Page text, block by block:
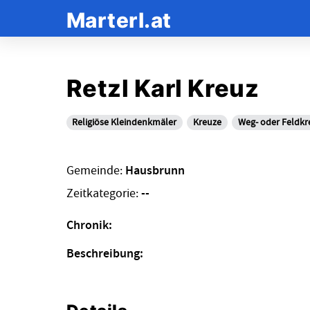
Marterl.at
Retzl Karl Kreuz
Religiöse Kleindenkmäler Kreuze Weg- oder
Gemeinde: Hausbrunn
Zeitkategorie:--
Chronik:
Beschreibung: